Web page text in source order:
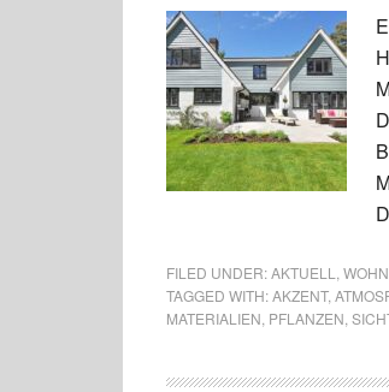
FILED UNDER:AKTUELL
TAGGED WITH:AKZENT,
MATERIALIEN PFLANZEN